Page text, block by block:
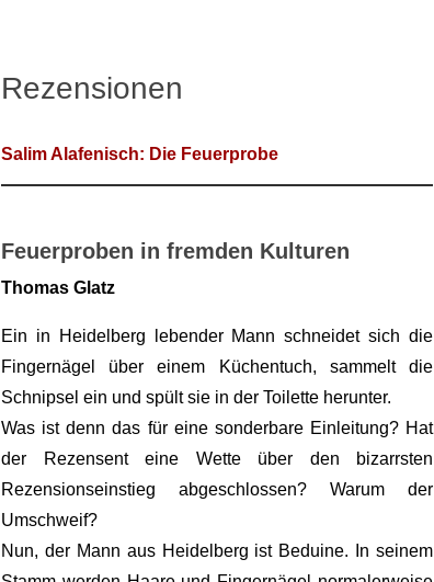
Rezensionen
Salim Alafenisch: Die Feuerprobe
Feuerproben in fremden Kulturen
Thomas Glatz
Ein in Heidelberg lebender Mann schneidet sich die
Fingernägel über einem Küchentuch, sammelt die
Schnipsel ein und spült sie in der Toilette herunter.
Was ist denn das für eine sonderbare Einleitung? Hat
der Rezensent eine Wette über den bizarrsten
Rezensionseinstieg abgeschlossen? Warum der
Umschweif?
Nun, der Mann aus Heidelberg ist Beduine. In seinem